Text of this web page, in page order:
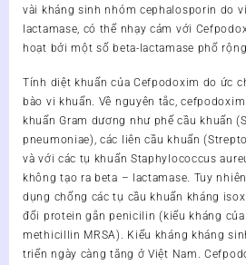
vài kháng sinh nhóm cephalosporin do
lactamase, có thể nhạy cảm với
hoạt bởi một số beta-lactamase phổ
Tính diệt khuẩn của Cefpodoxim do ức
bào vi khuẩn. Về nguyên tắc,
khuẩn Gram dương như phế cầu khuẩn
pneumoniae), các liên cầu khuẩn
và với các tụ khuẩn Staphylococcus
không tạo ra beta – lactamase. Tuy
dụng chống các tụ cầu khuẩn kháng
đổi protein gắn penicilin (kiểu kháng
methicillin MRSA). Kiểu kháng kháng
triển ngày càng tăng ở Việt Nam.